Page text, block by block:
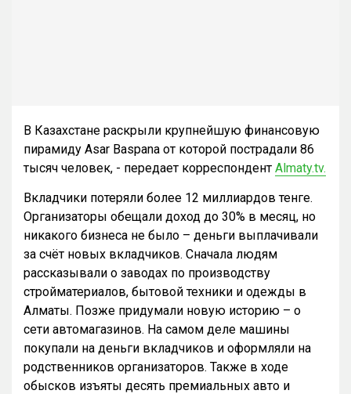
В Казахстане раскрыли крупнейшую финансовую
пирамиду Asar Baspana от которой пострадали 86
тысяч человек, - передает корреспондент Almaty.tv.
Вкладчики потеряли более 12 миллиардов тенге.
Организаторы обещали доход до 30% в месяц, но
никакого бизнеса не было – деньги выплачивали
за счёт новых вкладчиков. Сначала людям
рассказывали о заводах по производству
стройматериалов, бытовой техники и одежды в
Алматы. Позже придумали новую историю – о
сети автомагазинов. На самом деле машины
покупали на деньги вкладчиков и оформляли на
родственников организаторов. Также в ходе
обысков изъяты десять премиальных авто и